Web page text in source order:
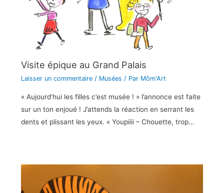
Visite épique au Grand Palais
Laisser un commentaire / Musées / Par Môm'Art
« Aujourd’hui les filles c’est musée ! » l’annonce est faite
sur un ton enjoué ! J’attends la réaction en serrant les
dents et plissant les yeux. « Youpiiii – Chouette, trop…